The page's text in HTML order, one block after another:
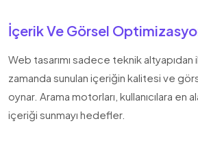
İçerik Ve Görsel
Web tasarımı sadece teknik
zamanda sunulan içeriğin kalitesi ve
oynar. Arama motorları, kullanıcılara en
içeriği sunmayı hedefler.